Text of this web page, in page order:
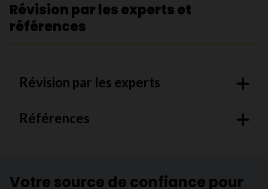
Révision par les experts et
références
Révision par les experts
Références
Votre source de confiance pour